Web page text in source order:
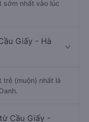
sớm nhất vào lúc
Giấy - Hà
trễ (muộn) nhất là
Cầu Giấy -